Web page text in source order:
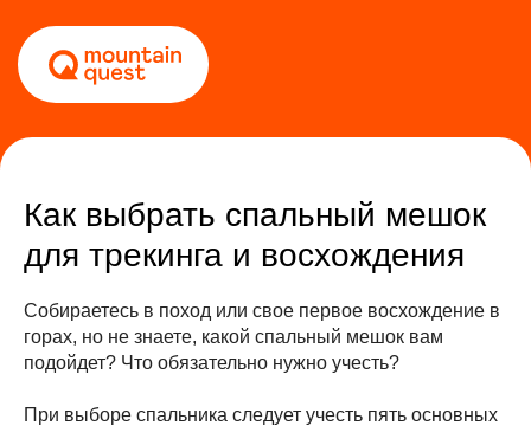
Как выбрать спальный мешок
для трекинга и восхождения
Собираетесь в поход или свое первое восхождение в
горах, но не знаете, какой спальный мешок вам
подойдет? Что обязательно нужно учесть?
При выборе спальника следует учесть пять основных